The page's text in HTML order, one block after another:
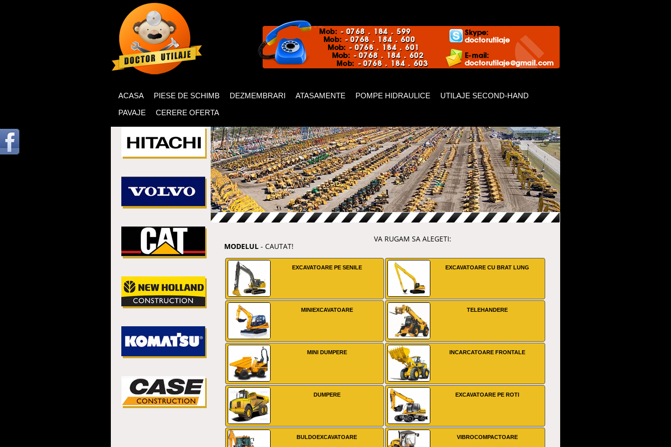
ACASA PIESE DE SCHIMB DEZMEMBRARI ATASAMENTE POMPE HIDRAULICE
UTILAJE SECOND-HAND
PAVAJE
CERERE OFERTA
VA RUGAM SA ALEGETI:
MODELUL - CAUTAT!
EXCAVATOARE PE SENILE EXCAVATOARE CU BRAT LUNG
MINIEXCAVATOARE TELEHANDERE
MINI DUMPERE INCARCATOARE FRONTALE
DUMPERE EXCAVATOARE PE ROTI
BULDOEXCAVATOARE VIBROCOMPACTOARE